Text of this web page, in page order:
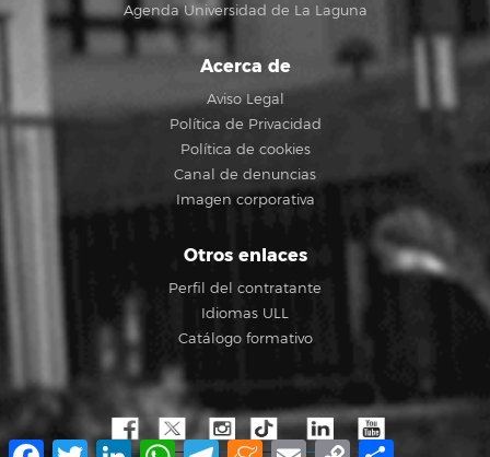
Agenda Universidad de La Laguna
Acerca de
Aviso Legal
Política de Privacidad
Política de cookies
Canal de denuncias
Imagen corporativa
Otros enlaces
Perfil del contratante
Idiomas ULL
Catálogo formativo
Facebook
TwitterLinkedInWhatsApp
TelegramMeneame
Email Copy